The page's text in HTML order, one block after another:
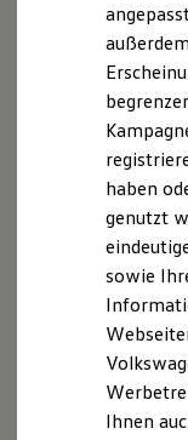
Original
Elektrisch &
Elektro -
Umsatzsteuer-
Inhaltlich
redaktionelle
Frank Lexau,
Farmers Ring
Haftungshinweis
Trotz
wir keine
den Inhalt der
deren
haben
genutzt
sowie
Ihnen